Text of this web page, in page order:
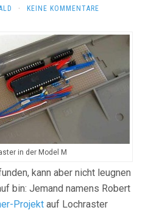
· KEINE KOMMENTARE
in der Model M
kann aber nicht leugnen
bin: Jemand namens Robert
Projekt auf Lochraster